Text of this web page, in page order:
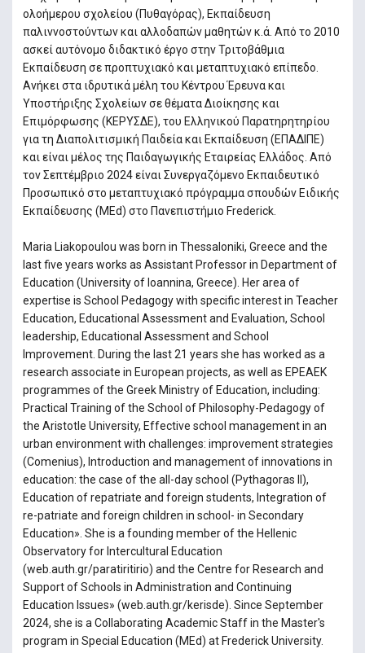
ολοήμερου σχολείου (Πυθαγόρας), Εκπαίδευση
παλιννοστούντων και αλλοδαπών μαθητών κ.ά. Από το 2010
ασκεί αυτόνομο διδακτικό έργο στην Τριτοβάθμια
Εκπαίδευση σε προπτυχιακό και μεταπτυχιακό επίπεδο.
Ανήκει στα ιδρυτικά μέλη του Κέντρου Έρευνα και
Υποστήριξης Σχολείων σε θέματα Διοίκησης και
Επιμόρφωσης (ΚΕΡΥΣΔΕ), του Ελληνικού Παρατηρητηρίου
για τη Διαπολιτισμική Παιδεία και Εκπαίδευση (ΕΠΑΔΙΠΕ)
και είναι μέλος της Παιδαγωγικής Εταιρείας Ελλάδος. Από
τον Σεπτέμβριο 2024 είναι Συνεργαζόμενο Εκπαιδευτικό
Προσωπικό στο μεταπτυχιακό πρόγραμμα σπουδών Ειδικής
Εκπαίδευσης (MEd) στο Πανεπιστήμιο Frederick.
Maria Liakopoulou was born in Thessaloniki, Greece and the
last five years works as Assistant Professor in Department of
Education (University of Ioannina, Greece). Her area of
expertise is School Pedagogy with specific interest in Teacher
Education, Educational Assessment and Evaluation, School
leadership, Educational Assessment and School
Improvement. During the last 21 years she has worked as a
research associate in European projects, as well as EPEAEK
programmes of the Greek Ministry of Education, including:
Practical Training of the School of Philosophy-Pedagogy of
the Aristotle University, Effective school management in an
urban environment with challenges: improvement strategies
(Comenius), Introduction and management of innovations in
education: the case of the all-day school (Pythagoras ΙΙ),
Education of repatriate and foreign students, Integration of
re-patriate and foreign children in school- in Secondary
Education». She is a founding member of the Hellenic
Observatory for Intercultural Education
(web.auth.gr/paratiritirio) and the Centre for Research and
Support of Schools in Administration and Continuing
Education Issues» (web.auth.gr/kerisde). Since September
2024, she is a Collaborating Academic Staff in the Master's
program in Special Education (MEd) at Frederick University.